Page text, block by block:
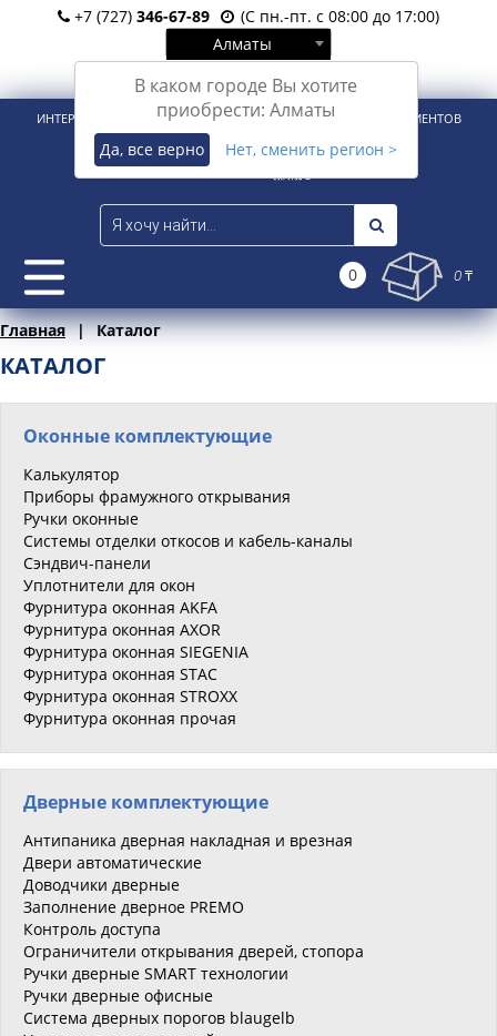
+7 (727) 346-67-89
(С пн.-пт. с 08:00 до 17:00)
Алматы
В каком городе Вы хотите
приобрести: Алматы
Да, все верно Нет, сменить регион >
Вход Регистрация
ИНТЕРНЕТ-МАГАЗИН ДЛЯ РОЗНИЧНЫХ И КОРПОРАТИВНЫХ КЛИЕНТОВ
0 0 ₸
Главная Каталог
КАТАЛОГ
Оконные комплектующие
Калькулятор
Приборы фрамужного открывания
Ручки оконные
Системы отделки откосов и кабель-каналы
Сэндвич-панели
Уплотнители для окон
Фурнитура оконная AKFA
Фурнитура оконная AXOR
Фурнитура оконная SIEGENIA
Фурнитура оконная STAC
Фурнитура оконная STROXX
Фурнитура оконная прочая
Дверные комплектующие
Антипаника дверная накладная и врезная
Двери автоматические
Доводчики дверные
Заполнение дверное PREMO
Контроль доступа
Ограничители открывания дверей, стопора
Ручки дверные SMART технологии
Ручки дверные офисные
Система дверных порогов blaugelb